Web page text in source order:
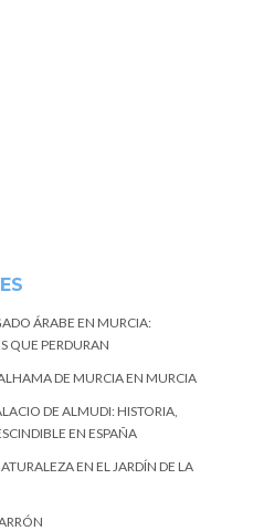
ÁRABE EN MURCIA:
QUE PERDURAN
DE MURCIA EN MURCIA
DE ALMUDI: HISTORIA,
EN ESPAÑA
EN EL JARDÍN DE LA